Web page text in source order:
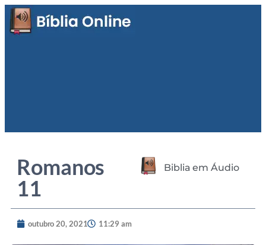
Romanos
11
Biblia em Áudio
outubro 20, 2021 11:29 am